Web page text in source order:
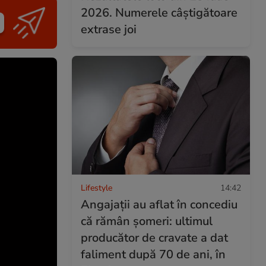
2026. Numerele câștigătoare
extrase joi
Lifestyle 14:42
Angajații au aflat în concediu
că rămân șomeri: ultimul
producător de cravate a dat
faliment după 70 de ani, în